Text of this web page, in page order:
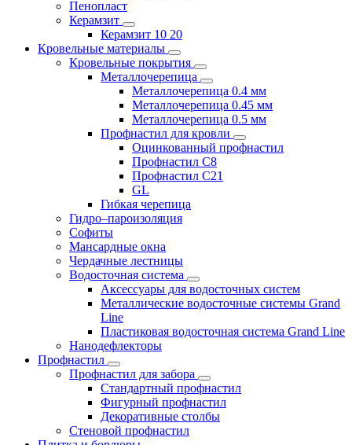
Пенопласт
Керамзит
Керамзит 10 20
Кровельные материалы
Кровельные покрытия
Металлочерепица
Металлочерепица 0.4 мм
Металлочерепица 0.45 мм
Металлочерепица 0.5 мм
Профнастил для кровли
Оцинкованный профнастил
Профнастил С8
Профнастил С21
GL
Гибкая черепица
Гидро–пароизоляция
Софиты
Мансардные окна
Чердачные лестницы
Водосточная система
Аксессуары для водосточных систем
Металлические водосточные системы Grand
Line
Пластиковая водосточная система Grand Line
Нанодефлекторы
Профнастил
Профнастил для забора
Стандартный профнастил
Фигурный профнастил
Декоративные столбы
Стеновой профнастил